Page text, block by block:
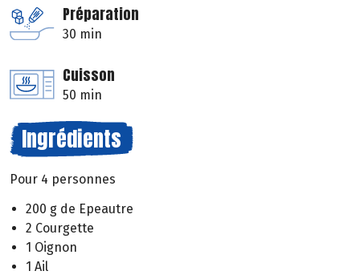
Préparation
30 min
Cuisson
50 min
Ingrédients
Pour 4 personnes
200 g de Epeautre
2 Courgette
1 Oignon
1 Ail